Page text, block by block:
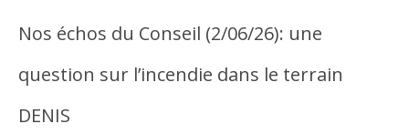
Nos échos du Conseil (2/06/26): une
question sur l’incendie dans le terrain
DENIS